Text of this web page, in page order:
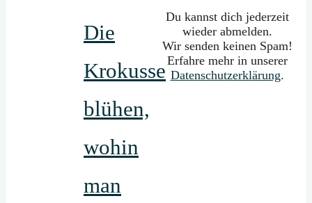
Die
Krokusse
blühen,
wohin
man
Du kannst dich jederzeit
wieder abmelden.
Wir senden keinen Spam!
Erfahre mehr in unserer
Datenschutzerklärung.